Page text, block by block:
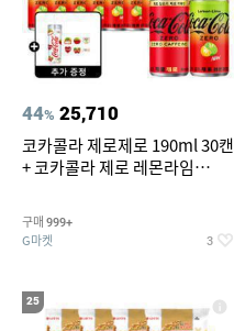
44% 25,710
코카콜라 제로제로 190ml 30캔
+ 코카콜라 제로 레몬라임
티커 세트
구매 999+
G마켓 3
25